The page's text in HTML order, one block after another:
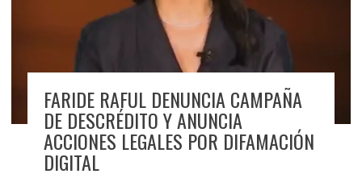
FARIDE RAFUL DENUNCIA CAMPAÑA
DE DESCRÉDITO Y ANUNCIA
ACCIONES LEGALES POR DIFAMACIÓN
DIGITAL